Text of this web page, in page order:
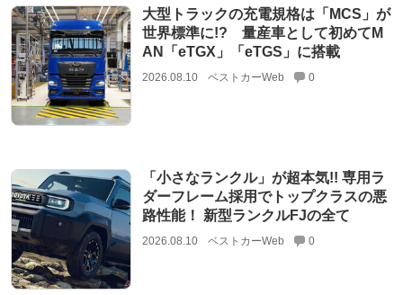
大型トラックの充電規格は「MCS」が
世界標準に!? 量産車として初めてM
AN「eTGX」「eTGS」に搭載
2026.08.10 ベストカーWeb 0
「小さなランクル」が超本気!! 専用ラ
ダーフレーム採用でトップクラスの悪
路性能！ 新型ランクルFJの全て
2026.08.10 ベストカーWeb 0